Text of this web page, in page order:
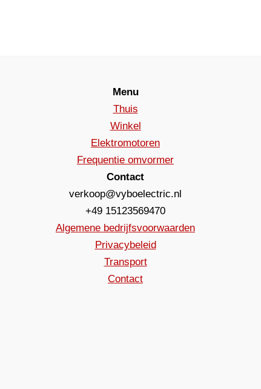
Menu
Thuis
Winkel
Elektromotoren
Frequentie omvormer
Contact
verkoop@vyboelectric.nl
+49 15123569470
Algemene bedrijfsvoorwaarden
Privacybeleid
Transport
Contact